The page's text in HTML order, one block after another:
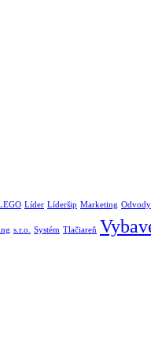
Líder Líderšip Marketing Odvody
s.r.o. Systém Tlačiareň